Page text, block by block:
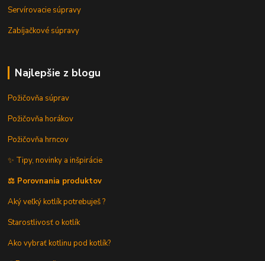
Servírovacie súpravy
Zabíjačkové súpravy
Najlepšie z blogu
Požičovňa súprav
Požičovňa horákov
Požičovňa hrncov
✨ Tipy, novinky a inšpirácie
⚖️ Porovnania produktov
Aký veľký kotlík potrebuješ ?
Starostlivosť o kotlík
Ako vybrať kotlinu pod kotlík?